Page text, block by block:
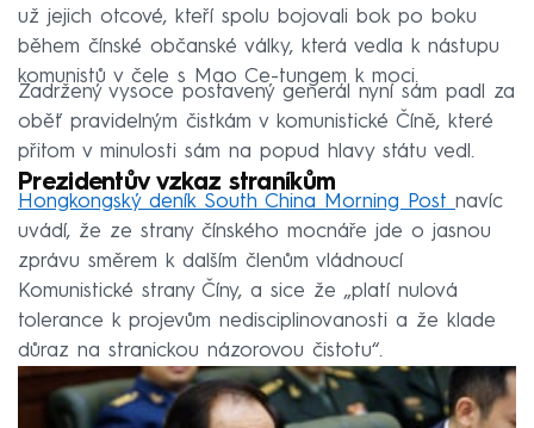
už jejich otcové, kteří spolu bojovali bok po boku
během čínské občanské války, která vedla k nástupu
komunistů v čele s Mao Ce-tungem k moci.
Zadržený vysoce postavený generál nyní sám padl za
oběť pravidelným čistkám v komunistické Číně, které
přitom v minulosti sám na popud hlavy státu vedl.
Prezidentův vzkaz straníkům
Hongkongský deník South China Morning Post navíc
uvádí, že ze strany čínského mocnáře jde o jasnou
zprávu směrem k dalším členům vládnoucí
Komunistické strany Číny, a sice že „platí nulová
tolerance k projevům nedisciplinovanosti a že klade
důraz na stranickou názorovou čistotu“.